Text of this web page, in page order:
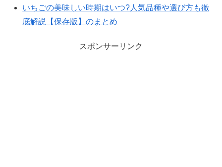
いちごの美味しい時期はいつ?人気品種や選び方も徹
底解説【保存版】のまとめ
スポンサーリンク